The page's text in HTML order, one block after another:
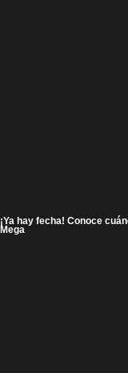
¡Ya hay fecha! Conoce
Mega